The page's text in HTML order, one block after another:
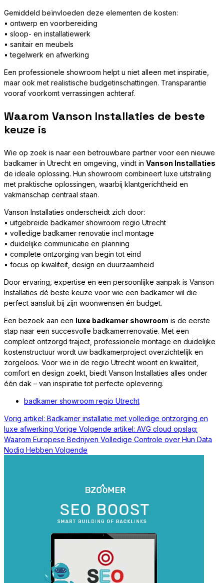
Gemiddeld beïnvloeden deze elementen de kosten:
• ontwerp en voorbereiding
• sloop- en installatiewerk
• sanitair en meubels
• tegelwerk en afwerking
Een professionele showroom helpt u niet alleen met inspiratie,
maar ook met realistische budgetinschattingen. Transparantie
vooraf voorkomt verrassingen achteraf.
Waarom Vanson Installaties de beste
keuze is
Wie op zoek is naar een betrouwbare partner voor een nieuwe
badkamer in Utrecht en omgeving, vindt in Vanson Installaties
de ideale oplossing. Hun showroom combineert luxe uitstraling
met praktische oplossingen, waarbij klantgerichtheid en
vakmanschap centraal staan.
Vanson Installaties onderscheidt zich door:
• uitgebreide badkamer showroom regio Utrecht
• volledige badkamer renovatie incl montage
• duidelijke communicatie en planning
• complete ontzorging van begin tot eind
• focus op kwaliteit, design en duurzaamheid
Door ervaring, expertise en een persoonlijke aanpak is Vanson
Installaties dé beste keuze voor wie een badkamer wil die
perfect aansluit bij zijn woonwensen én budget.
Een bezoek aan een luxe badkamer showroom is de eerste
stap naar een succesvolle badkamerrenovatie. Met een
compleet ontzorgd traject, professionele montage en duidelijke
kostenstructuur wordt uw badkamerproject overzichtelijk en
zorgeloos. Voor wie in de regio Utrecht woont en kwaliteit,
comfort en design zoekt, biedt Vanson Installaties alles onder
één dak – van inspiratie tot perfecte oplevering.
badkamer showroom regio Utrecht
Vorig artikel: Badkamer installatie met volledige ontzorging en
luxe afwerking Vorige Volgende artikel: AVG cloud opslag:
Waarom Europese Bedrijven Volledige Controle over Hun Data
Nodig Hebben Volgende